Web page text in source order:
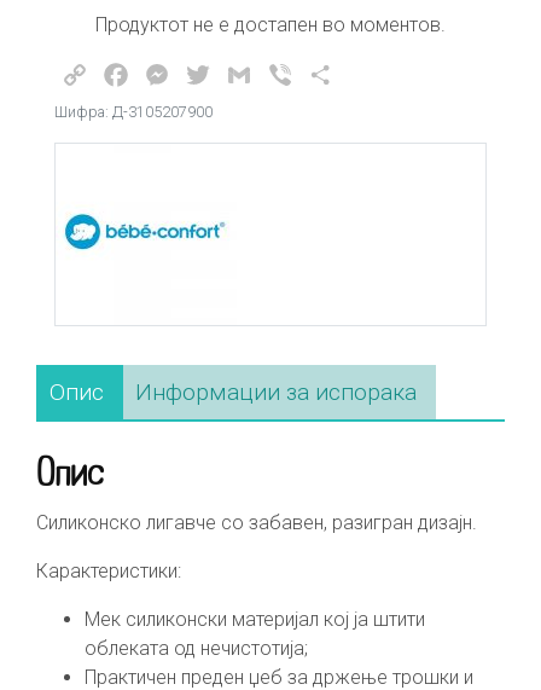
Продуктот не е достапен во моментов.
Copy
Link
FacebookMessenger
TwitterGmail Viber
Шифра: Д-3105207900
Опис Информации за испорака
Опис
Силиконско лигавче со забавен, разигран дизајн.
Карактеристики:
Мек силиконски материјал кој ја штити
облеката од нечистотија;
Практичен преден џеб за држење трошки и